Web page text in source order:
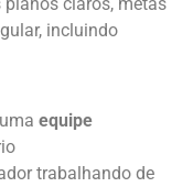
incluindo
equipe
trabalhando de